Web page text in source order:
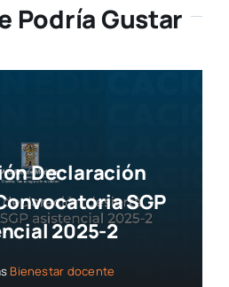
Podría Gustar
Declaración
SGP
2025-2
Bienestar docente